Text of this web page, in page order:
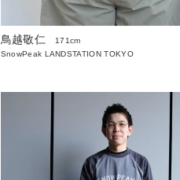
鳥越敬仁
171cm
SnowPeak LANDSTATION TOKYO